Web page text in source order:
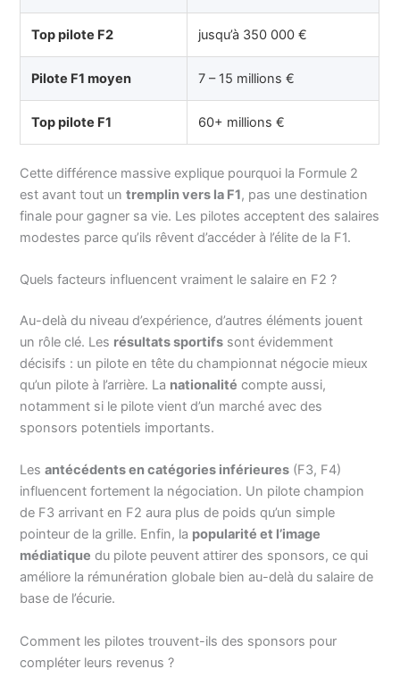
Top pilote F2 jusqu’à 350 000 €
Pilote F1 moyen 7 – 15 millions €
Top pilote F1 60+ millions €
Cette différence massive explique pourquoi la Formule 2
est avant tout untremplin vers la F1, pas une destination
finale pour gagner sa vie. Les pilotes acceptent des salaires
modestes parce qu’ils rêvent d’accéder à l’élite de la F1.
Quels facteurs influencent vraiment le salaire en F2 ?
Au-delà du niveau d’expérience, d’autres éléments jouent
un rôle clé. Les résultats sportifs sont évidemment
décisifs : un pilote en tête du championnat négocie mieux
qu’un pilote à l’arrière. La nationalité compte aussi,
notamment si le pilote vient d’un marché avec des
sponsors potentiels importants.
Lesantécédents en catégories inférieures (F3, F4)
influencent fortement la négociation. Un pilote champion
de F3 arrivant en F2 aura plus de poids qu’un simple
pointeur de la grille. Enfin, la popularité et l’image
médiatique du pilote peuvent attirer des sponsors, ce qui
améliore la rémunération globale bien au-delà du salaire de
base de l’écurie.
Comment les pilotes trouvent-ils des sponsors pour
compléter leurs revenus ?